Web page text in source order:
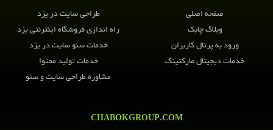
صفحه اصلی
وبلاگ چابک
ورود به پرتال کاربران
خدمات دیجیتال مارکتینگ
طراحی سایت در یزد
راه اندازی فروشگاه اینترنتی یزد
خدمات سئو سایت در یزد
خدمات تولید محتوا
مشاوره طراحی سایت و سئو
CHABOKGROUP.COM